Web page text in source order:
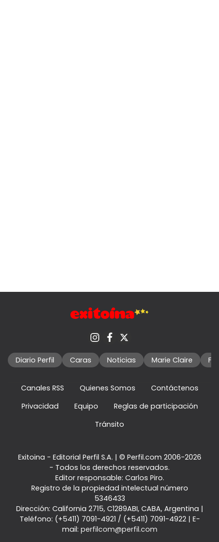
Diario Perfil Caras Noticias Marie Claire
Canales RSS Quienes Somos
Contáctenos
Privacidad
Equipo
Reglas de participación
Tránsito
Exitoina - Editorial Perfil S.A. | © Perfil.com 2006-2026
- Todos los derechos reservados.
Editor responsable: Carlos Piro.
Registro de la propiedad intelectual número
5346433
Dirección: California 2715, C1289ABI, CABA, Argentina |
Teléfono: (+5411) 7091-4921 / (+5411) 7091-4922| E-
mail: perfilcom@perfil.com